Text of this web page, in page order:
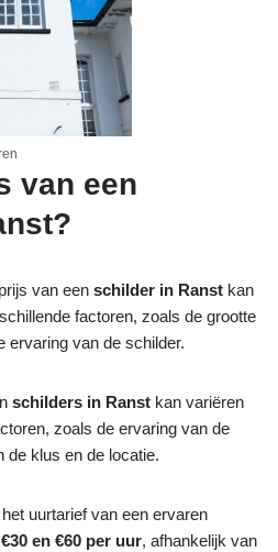
van een
van een schilder in Ranst kan
factoren, zoals de grootte
ervaring van de schilder.
schilders in Ranst kan variëren
zoals de ervaring van de
de klus en de locatie.
uurtarief van een ervaren
€30 en €60 per uur, afhankelijk van